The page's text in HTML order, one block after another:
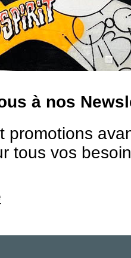
à nos
promotions
tous vos